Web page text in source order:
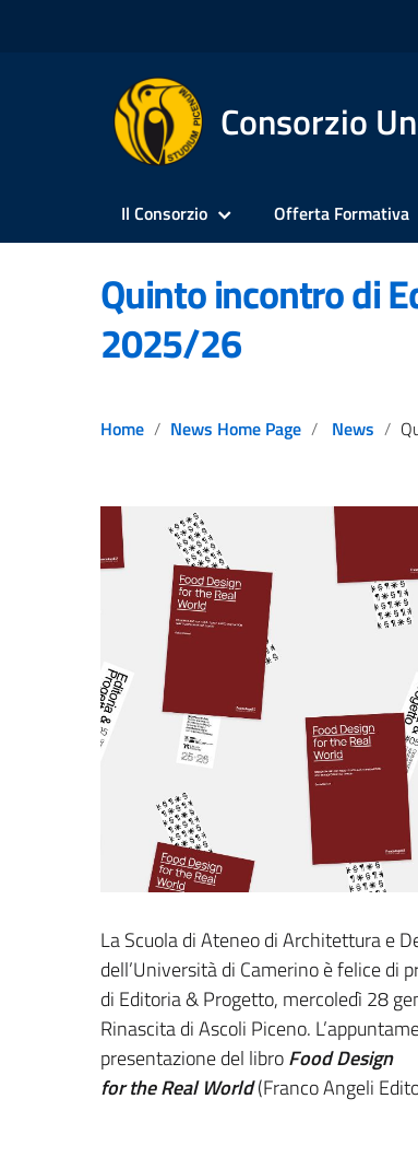
Consorzio
Il Consorzio Offerta Formativa
Quinto incontro di
2025/26
Home News Home Page News
La Scuola di Ateneo di Architettura e
dell’Università di Camerino è felice di
di Editoria & Progetto, mercoledì 28
Rinascita di Ascoli Piceno.
presentazione del libroFood Design
for the Real World(Franco Angeli